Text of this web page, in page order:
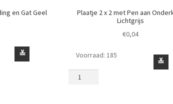
en Gat Geel
≚
Plaatje 2 x 2 met Pen aan
Lichtgrijs
€0,04
Plaatje
2
≚
Voorraad: 185